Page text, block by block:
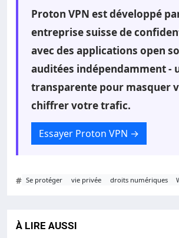
Proton VPN est développé
entreprise suisse de
avec des applications open
auditées indépendamment -
transparente pour masquer
chiffrer votre trafic.
Essayer Proton VPN →
# Se protéger vie privée droits numériques
À LIRE AUSSI